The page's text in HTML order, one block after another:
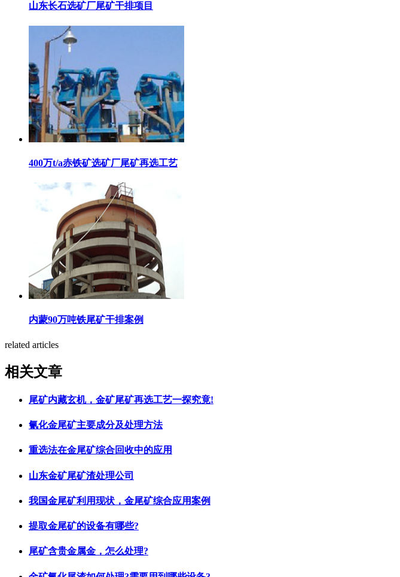
山东长石选矿厂尾矿干排项目
400万t/a赤铁矿选矿厂尾矿再选工艺
内蒙90万吨铁尾矿干排案例
related articles
相关文章
尾矿内藏玄机，金矿尾矿再选工艺一探究竟!
氰化金尾矿主要成分及处理方法
重选法在金尾矿综合回收中的应用
山东金矿尾矿渣处理公司
我国金尾矿利用现状，金尾矿综合应用案例
提取金尾矿的设备有哪些?
尾矿含贵金属金，怎么处理?